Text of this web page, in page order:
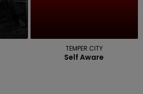
TEMPER CITY
Self Aware